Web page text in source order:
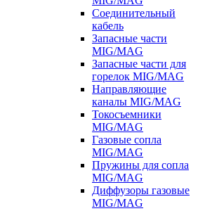
Соединительный
кабель
Запасные части
MIG/MAG
Запасные части для
горелок MIG/MAG
Направляющие
каналы MIG/MAG
Токосъемники
MIG/MAG
Газовые сопла
MIG/MAG
Пружины для сопла
MIG/MAG
Диффузоры газовые
MIG/MAG